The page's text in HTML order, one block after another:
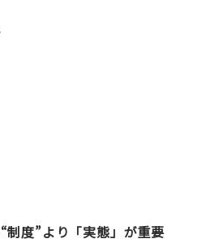
制度”より「実態」が重要